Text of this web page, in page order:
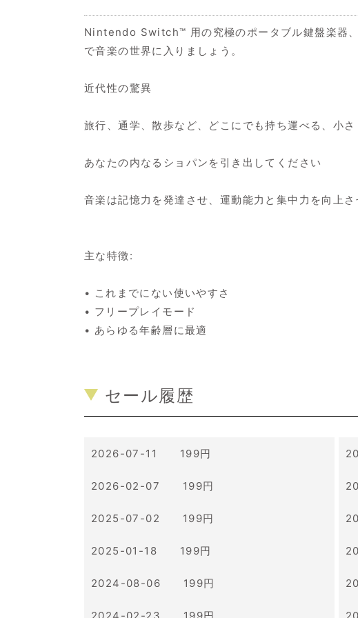
Nintendo Switch™ 用の究極のポータブル鍵盤楽器
で音楽の世界に入りましょう。
近代性の驚異
旅行、通学、散歩など、どこにでも持ち運べる、小
あなたの内なるショパンを引き出してください
音楽は記憶力を発達させ、運動能力と集中力を向上
主な特徴:
• これまでにない使いやすさ
• フリープレイモード
• あらゆる年齢層に最適
セール履歴
2026-07-11 199円
2026-02-07 199円
2025-07-02 199円
2025-01-18 199円
2024-08-06 199円